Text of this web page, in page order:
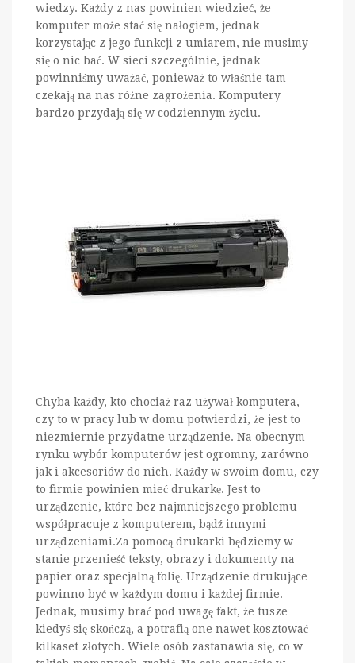
wiedzy. Każdy z nas powinien wiedzieć, że
komputer może stać się nałogiem, jednak
korzystając z jego funkcji z umiarem, nie musimy
się o nic bać. W sieci szczególnie, jednak
powinniśmy uważać, ponieważ to właśnie tam
czekają na nas różne zagrożenia. Komputery
bardzo przydają się w codziennym życiu.
Chyba każdy, kto chociaż raz używał komputera,
czy to w pracy lub w domu potwierdzi, że jest to
niezmiernie przydatne urządzenie. Na obecnym
rynku wybór komputerów jest ogromny, zarówno
jak i akcesoriów do nich. Każdy w swoim domu, czy
to firmie powinien mieć drukarkę. Jest to
urządzenie, które bez najmniejszego problemu
współpracuje z komputerem, bądź innymi
urządzeniami.Za pomocą drukarki będziemy w
stanie przenieść teksty, obrazy i dokumenty na
papier oraz specjalną folię. Urządzenie drukujące
powinno być w każdym domu i każdej firmie.
Jednak, musimy brać pod uwagę fakt, że tusze
kiedyś się skończą, a potrafią one nawet kosztować
kilkaset złotych. Wiele osób zastanawia się, co w